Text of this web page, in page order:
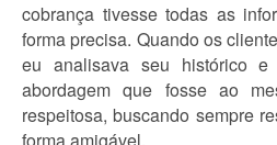
cobrança tivesse todas as
forma precisa. Quando os
eu analisava seu histórico e
abordagem que fosse ao
respeitosa, buscando sempre